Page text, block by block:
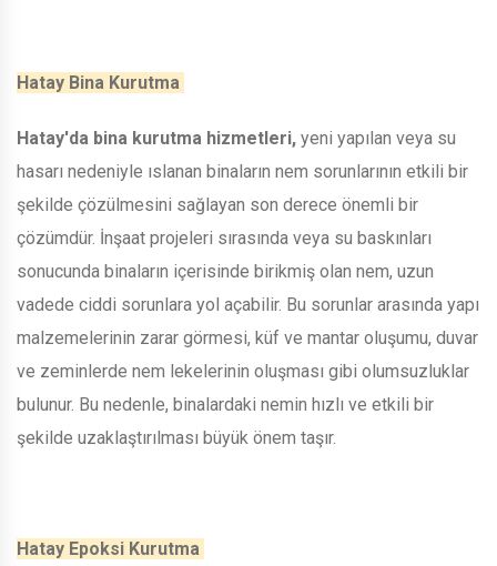
Hatay Bina Kurutma
Hatay'da bina kurutma hizmetleri, yeni yapılan veya su
hasarı nedeniyle ıslanan binaların nem sorunlarının etkili bir
şekilde çözülmesini sağlayan son derece önemli bir
çözümdür. İnşaat projeleri sırasında veya su baskınları
sonucunda binaların içerisinde birikmiş olan nem, uzun
vadede ciddi sorunlara yol açabilir. Bu sorunlar arasında yapı
malzemelerinin zarar görmesi, küf ve mantar oluşumu, duvar
ve zeminlerde nem lekelerinin oluşması gibi olumsuzluklar
bulunur. Bu nedenle, binalardaki nemin hızlı ve etkili bir
şekilde uzaklaştırılması büyük önem taşır.
Hatay Epoksi Kurutma